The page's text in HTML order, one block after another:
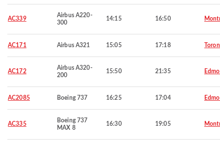
AC339
Airbus A220-
300
14:15 16:50
AC171 Airbus A321 15:05 17:18
AC172
Airbus A320-
200
15:50 21:35
AC2085 Boeing 737 16:25 17:04
AC335
Boeing 737
MAX 8
16:30 19:05